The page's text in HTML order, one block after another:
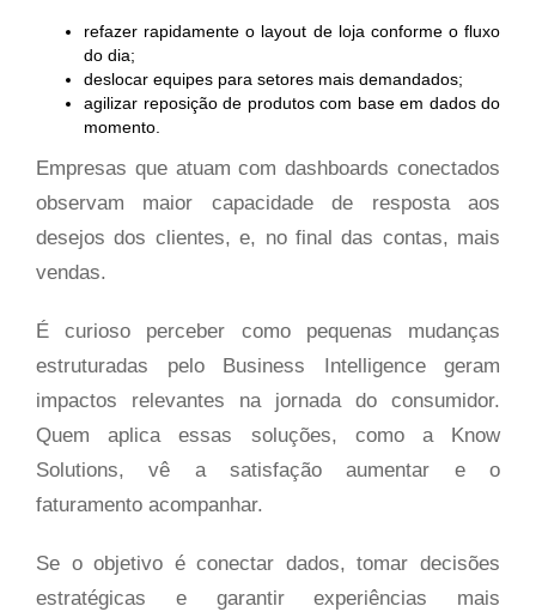
refazer rapidamente o layout de loja conforme o fluxo
do dia;
deslocar equipes para setores mais demandados;
agilizar reposição de produtos com base em dados do
momento.
Empresas que atuam com dashboards conectados
observam maior capacidade de resposta aos
desejos dos clientes, e, no final das contas, mais
vendas.
É curioso perceber como pequenas mudanças
estruturadas pelo Business Intelligence geram
impactos relevantes na jornada do consumidor.
Quem aplica essas soluções, como a Know
Solutions, vê a satisfação aumentar e o
faturamento acompanhar.
Se o objetivo é conectar dados, tomar decisões
estratégicas e garantir experiências mais